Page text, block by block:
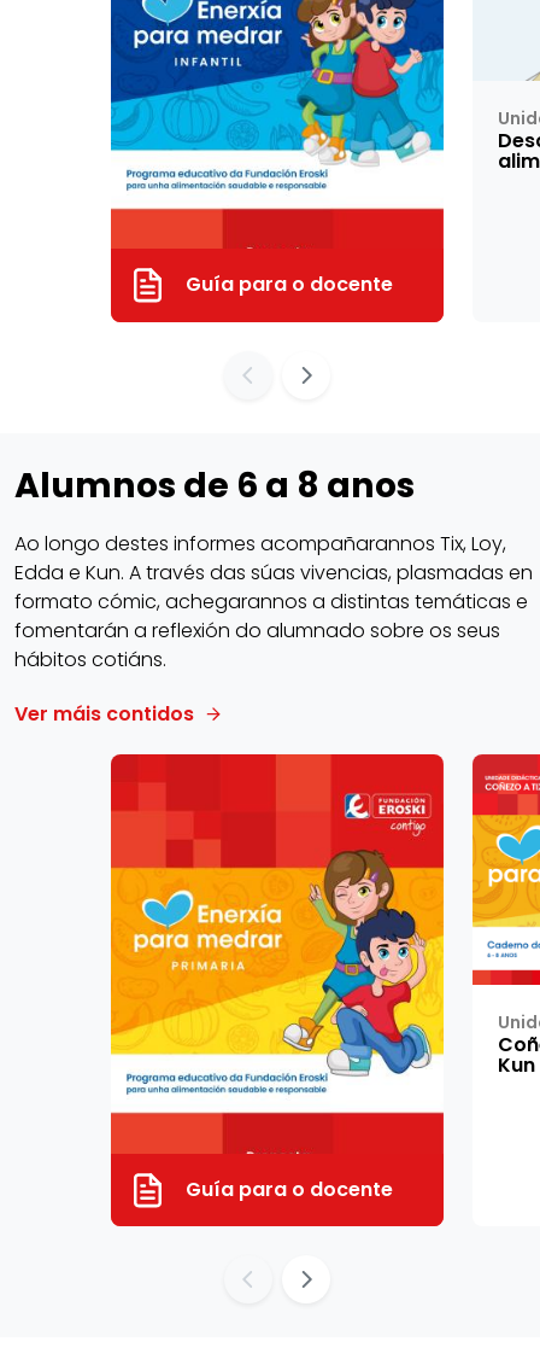
Guía para o docente
Alumnos de 6 a 8 anos
Ao longo destes informes acompañarannos Tix, Loy,
Edda e Kun. A través das súas vivencias, plasmadas en
formato cómic, achegarannos a distintas temáticas e
fomentarán a reflexión do alumnado sobre os seus
hábitos cotiáns.
Ver máis contidos
Guía para o docente
Kun